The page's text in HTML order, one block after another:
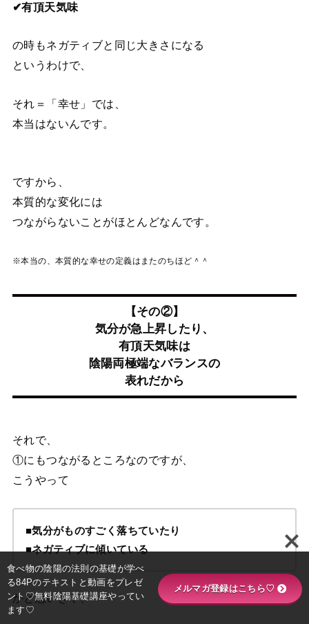
✔有頂天気味
の時もネガティブと同じ大きさになる
というわけで、
それ＝「幸せ」では、
本当はないんです。
ですから、
本質的な変化には
つながらないことがほとんどなんです。
※本当の、本質的な幸せの定義はまたのちほど＾＾
【その②】
気分が急上昇したり、
有頂天気味は
陰陽両極端なバランスの
表れだから
それで、
①にもつながるところなのですが、
こうやって
■気分がものすごく落ちていたり
■ネガティブに傾いている
かと思いきや、
食べ物の陰陽の法則の基礎が学べ
る84Pのテキストと動画をプレゼ
ント♡無料陰陽基礎講座やってい
ます♡
メルマガ登録はこちら♡